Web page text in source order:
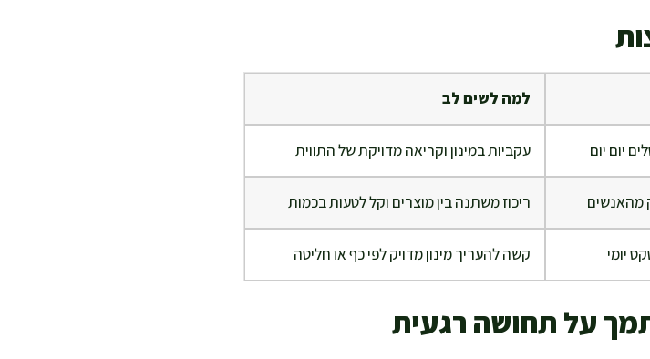
למה לשים לב
יום יום עקביות במינון וקריאה מדויקת של התווית
מהאנשים ריכוז משתנה בין מוצרים וקל לטעות בכמות
יומי קשה להעריך מינון מדויק לפי כף או חליטה
על תחושה רגעית